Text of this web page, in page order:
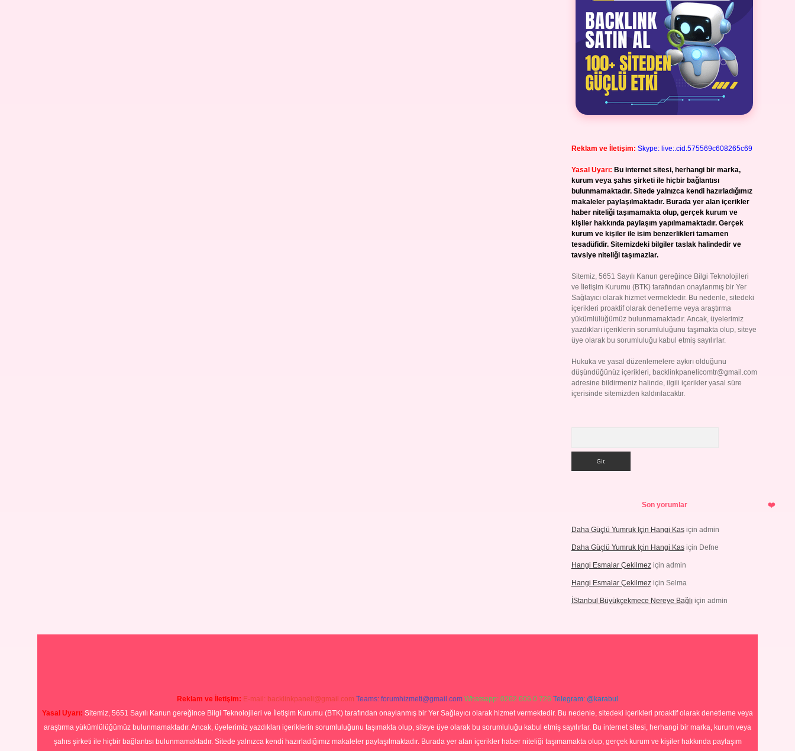
Reklam ve İletişim: Skype: live:.cid.575569c608265c69
Yasal Uyarı: Bu internet sitesi, herhangi bir marka,
kurum veya şahıs şirketi ile hiçbir bağlantısı
bulunmamaktadır. Sitede yalnızca kendi hazırladığımız
makaleler paylaşılmaktadır. Burada yer alan içerikler
haber niteliği taşımamakta olup, gerçek kurum ve
kişiler hakkında paylaşım yapılmamaktadır. Gerçek
kurum ve kişiler ile isim benzerlikleri tamamen
tesadüfidir. Sitemizdeki bilgiler taslak halindedir ve
tavsiye niteliği taşımazlar.
Sitemiz, 5651 Sayılı Kanun gereğince Bilgi Teknolojileri
ve İletişim Kurumu (BTK) tarafından onaylanmış bir Yer
Sağlayıcı olarak hizmet vermektedir. Bu nedenle, sitedeki
içerikleri proaktif olarak denetleme veya araştırma
yükümlülüğümüz bulunmamaktadır. Ancak, üyelerimiz
yazdıkları içeriklerin sorumluluğunu taşımakta olup, siteye
üye olarak bu sorumluluğu kabul etmiş sayılırlar.
Hukuka ve yasal düzenlemelere aykırı olduğunu
düşündüğünüz içerikleri, backlinkpanelicomtr@gmail.com
adresine bildirmeniz halinde, ilgili içerikler yasal süre
içerisinde sitemizden kaldırılacaktır.
Son yorumlar
Daha Güçlü Yumruk Için Hangi Kasiçin admin
Daha Güçlü Yumruk Için Hangi Kasiçin Defne
Hangi Esmalar Çekilmeziçin admin
Hangi Esmalar Çekilmeziçin Selma
İStanbul Büyükçekmece Nereye Bağlıiçin admin
Reklam ve İletişim: E-mail: backlinkpaneli@gmail.com Teams: forumhizmeti@gmail.com Whatsapp: 0262 606 0 726 Telegram: @karabul
Yasal Uyarı: Sitemiz, 5651 Sayılı Kanun gereğince Bilgi Teknolojileri ve İletişim Kurumu (BTK) tarafından onaylanmış bir Yer Sağlayıcı olarak hizmet vermektedir. Bu nedenle, sitedeki içerikleri proaktif olarak denetleme veya
araştırma yükümlülüğümüz bulunmamaktadır. Ancak, üyelerimiz yazdıkları içeriklerin sorumluluğunu taşımakta olup, siteye üye olarak bu sorumluluğu kabul etmiş sayılırlar. Bu internet sitesi, herhangi bir marka, kurum veya
şahıs şirketi ile hiçbir bağlantısı bulunmamaktadır. Sitede yalnızca kendi hazırladığımız makaleler paylaşılmaktadır. Burada yer alan içerikler haber niteliği taşımamakta olup, gerçek kurum ve kişiler hakkında paylaşım